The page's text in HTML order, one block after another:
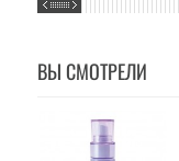
ВЫ СМОТРЕЛИ